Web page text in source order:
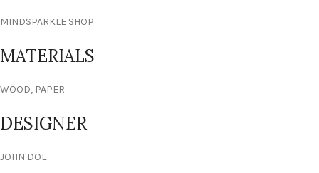
MINDSPARKLE SHOP
MATERIALS
WOOD, PAPER
DESIGNER
JOHN DOE